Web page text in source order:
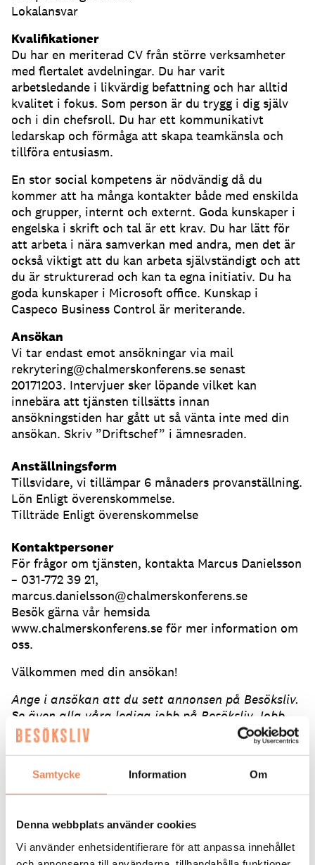
Samtycke Information Om
Denna webbplats använder cookies
Vi använder enhetsidentifierare för att anpassa innehållet
Lokalansvar
Kvalifikationer
Du har en meriterad CV från större verksamheter
med flertalet avdelningar. Du har varit
arbetsledande i likvärdig befattning och har alltid
kvalitet i fokus. Som person är du trygg i dig själv
och i din chefsroll. Du har ett kommunikativt
ledarskap och förmåga att skapa teamkänsla och
tillföra entusiasm.
En stor social kompetens är nödvändig då du
kommer att ha många kontakter både med enskilda
och grupper, internt och externt. Goda kunskaper i
engelska i skrift och tal är ett krav. Du har lätt för
att arbeta i nära samverkan med andra, men det är
också viktigt att du kan arbeta självständigt och att
du är strukturerad och kan ta egna initiativ. Du ha
goda kunskaper i Microsoft office. Kunskap i
Caspeco Business Control är meriterande.
Ansökan
Vi tar endast emot ansökningar via mail
rekrytering@chalmerskonferens.se senast
20171203. Intervjuer sker löpande vilket kan
innebära att tjänsten tillsätts innan
ansökningstiden har gått ut så vänta inte med din
ansökan. Skriv ”Driftschef” i ämnesraden.
Anställningsform
Tillsvidare, vi tillämpar 6 månaders provanställning.
Lön Enligt överenskommelse.
Tillträde Enligt överenskommelse
Kontaktpersoner
För frågor om tjänsten, kontakta Marcus Danielsson
– 031-772 39 21,
marcus.danielsson@chalmerskonferens.se
Besök gärna vår hemsida
www.chalmerskonferens.se för mer information om
oss.
Välkommen med din ansökan!
Ange i ansökan att du sett annonsen på Besöksliv.
Se även alla våra lediga jobb på Besöksliv Jobb
på Facebook.
ANSÖK HÄR Tipsa en vän: